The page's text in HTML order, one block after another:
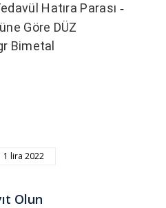
Hatıra Parası -
Göre DÜZ
Bimetal
1 lira 2022
Olun